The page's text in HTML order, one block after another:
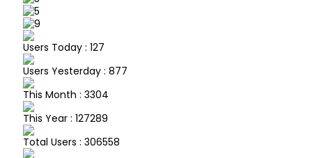
Users Today : 127
Users Yesterday : 877
This Month : 3304
This Year : 127289
Total Users : 306558